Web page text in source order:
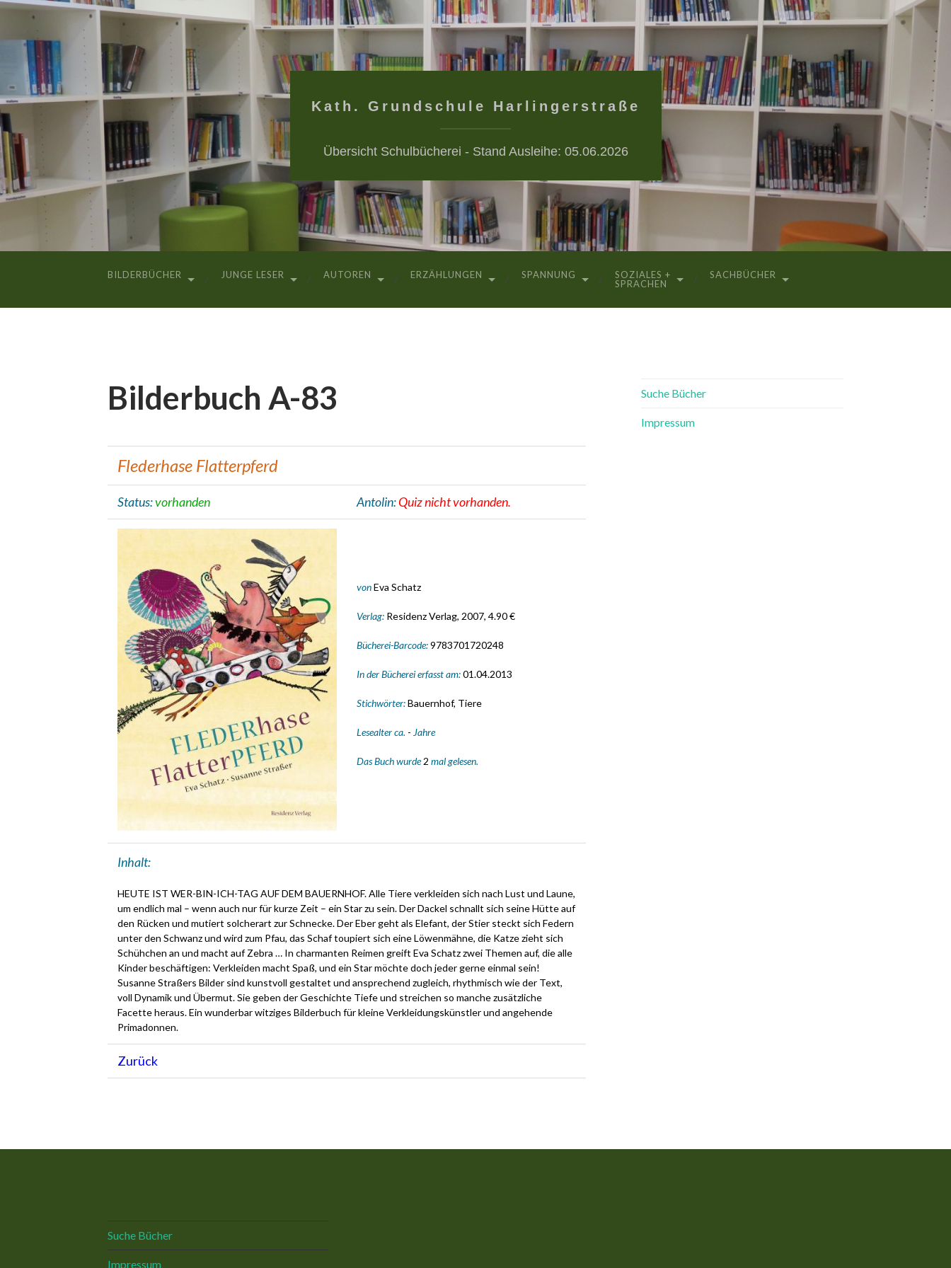
Kath. Grundschule Harlingerstraße
Übersicht Schulbücherei - Stand Ausleihe: 05.06.2026
BILDERBÜCHER JUNGE LESER AUTOREN ERZÄHLUNGEN SPANNUNG
SOZIALES +
SPRACHEN
SACHBÜCHER
Bilderbuch A-83
Flederhase Flatterpferd
Status:vorhanden Antolin:Quiz nicht vorhanden.
vonEva Schatz
Verlag: Residenz Verlag, 2007, 4.90 €
Bücherei-Barcode:9783701720248
In der Bücherei erfasst am:01.04.2013
Stichwörter:Bauernhof, Tiere
Lesealter ca. - Jahre
Das Buch wurde2 mal gelesen.
Inhalt:
HEUTE IST WER-BIN-ICH-TAG AUF DEM BAUERNHOF. Alle Tiere verkleiden sich nach Lust und Laune,
um endlich mal – wenn auch nur für kurze Zeit – ein Star zu sein. Der Dackel schnallt sich seine Hütte auf
den Rücken und mutiert solcherart zur Schnecke. Der Eber geht als Elefant, der Stier steckt sich Federn
unter den Schwanz und wird zum Pfau, das Schaf toupiert sich eine Löwenmähne, die Katze zieht sich
Schühchen an und macht auf Zebra … In charmanten Reimen greift Eva Schatz zwei Themen auf, die alle
Kinder beschäftigen: Verkleiden macht Spaß, und ein Star möchte doch jeder gerne einmal sein!
Susanne Straßers Bilder sind kunstvoll gestaltet und ansprechend zugleich, rhythmisch wie der Text,
voll Dynamik und Übermut. Sie geben der Geschichte Tiefe und streichen so manche zusätzliche
Facette heraus. Ein wunderbar witziges Bilderbuch für kleine Verkleidungskünstler und angehende
Primadonnen.
Zurück
Suche Bücher
Impressum
Suche Bücher
Impressum